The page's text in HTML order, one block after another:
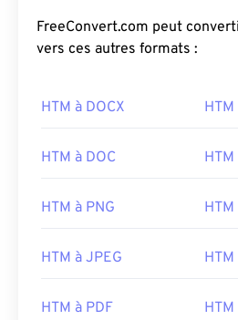
FreeConvert.com peut convertir
vers ces autres formats :
HTM à DOCX HTM
HTM à DOC HTM
HTM à PNG HTM
HTM à JPEG HTM
HTM à PDF